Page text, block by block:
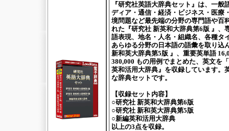
『研究社英語大辞典セット』は、一
ディア・通信・経済・ビジネス・医療
境問題など最先端の分野の専門語や百
れた『研究社 新英和大辞典第6版 』、
語表現、地名・人名・組織名、各種タ
あらゆる分野の日本語の語彙を取り込
新和英大辞典第5版 』、重要英単語
380,000 もの用例でまとめた、英文を
英和活用大辞典』を収録しています。
な辞典セットです。
【収録セット内容】
○研究社 新英和大辞典第6版
○研究社 新和英大辞典第5版
○新編英和活用大辞典
以上の3点を収録。